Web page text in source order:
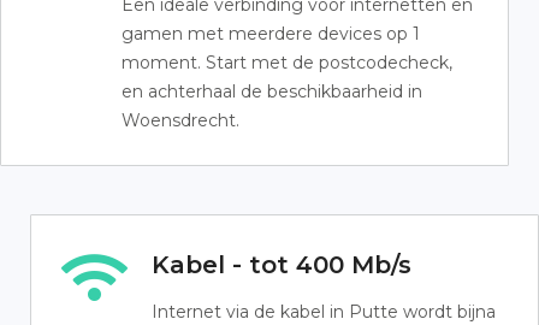
Een ideale verbinding voor internetten en
gamen met meerdere devices op 1
moment. Start met de postcodecheck,
en achterhaal de beschikbaarheid in
Woensdrecht.
Kabel - tot 400 Mb/s
Internet via de kabel in Putte wordt bijna